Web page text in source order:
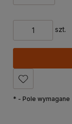
szt.
* - Pole wymagane